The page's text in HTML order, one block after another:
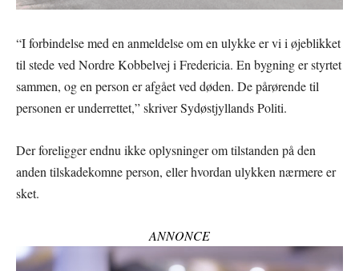
“I forbindelse med en anmeldelse om en ulykke er vi i øjeblikket
til stede ved Nordre Kobbelvej i Fredericia. En bygning er styrtet
sammen, og en person er afgået ved døden. De pårørende til
personen er underrettet,” skriver Sydøstjyllands Politi.
Der foreligger endnu ikke oplysninger om tilstanden på den
anden tilskadekomne person, eller hvordan ulykken nærmere er
sket.
ANNONCE